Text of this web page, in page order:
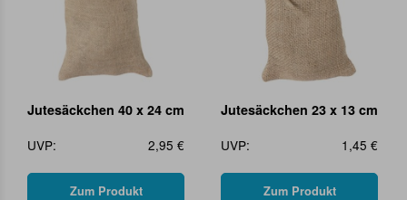
Jutesäckchen 40 x 24 cm
UVP:
2,95 €
Zum Produkt
Jutesäckchen 23 x 13 cm
UVP:
1,45 €
Zum Produkt